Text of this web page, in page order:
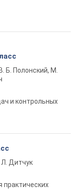
Б. Полонский, М.
и контрольных
Л. Дитчук
практических